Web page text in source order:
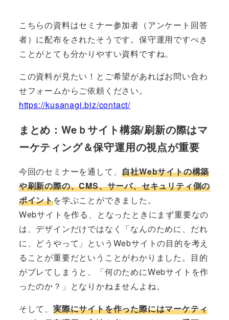
こちらの資料はセミナー参加者（アンケート回答
者）に配布をされたそうです。保守運用ですべき
ことがとても分かりやすい資料ですね。
この資料が見たい！とご希望があればお問い合わ
せフォームからご依頼ください。
https://kusanagi.biz/contact/
まとめ：Weｂサイト構築/刷新の際はマ
ーケティング＆保守運用の視点が重要
今回のセミナーを通して、自社Webサイトの構築
や刷新の際の、CMS、サーバ、セキュリティ側の
ポイントを学ぶことができました。
Webサイトを作る、となったときにまず重要なの
は、デザインだけではなく「なんのために、だれ
に、どうやって」というWebサイトの目的を考え
ることが重要だということがわかりました。目的
がブレてしまうと、「何のためにWebサイトを作
ったのか？」となりかねませんよね。
そして、 実際にサイトを作った際にはマーケティ